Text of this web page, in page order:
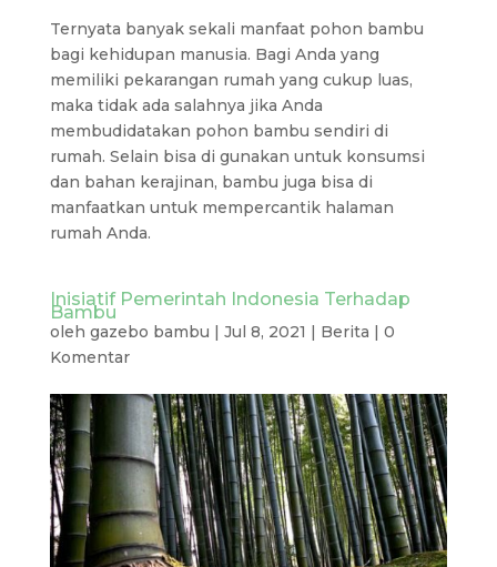
Ternyata banyak sekali manfaat pohon bambu
bagi kehidupan manusia. Bagi Anda yang
memiliki pekarangan rumah yang cukup luas,
maka tidak ada salahnya jika Anda
membudidatakan pohon bambu sendiri di
rumah. Selain bisa di gunakan untuk konsumsi
dan bahan kerajinan, bambu juga bisa di
manfaatkan untuk mempercantik halaman
rumah Anda.
Inisiatif Pemerintah Indonesia Terhadap
Bambu
oleh gazebo bambu Jul 8, 2021 Berita
0
Komentar